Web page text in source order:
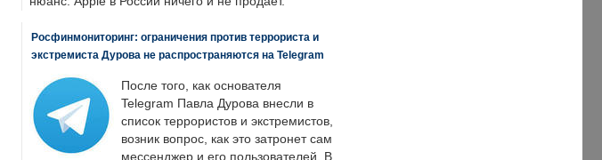
Росфинмониторинг: ограничения против террориста и
экстремиста Дурова не распространяются на Telegram
После того, как основателя
Telegram Павла Дурова внесли в
список террористов и экстремистов,
возник вопрос, как это затронет сам
мессенджер и его пользователей. В